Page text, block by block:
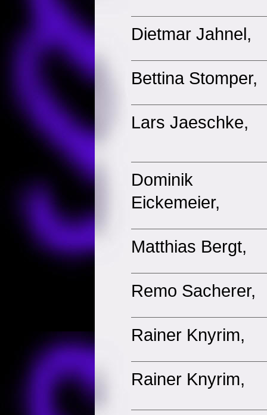
Dietmar Jahnel,
Bettina Stomper,
Lars Jaeschke,
Dominik
Eickemeier,
Matthias Bergt,
Remo Sacherer,
Rainer Knyrim,
Rainer Knyrim,